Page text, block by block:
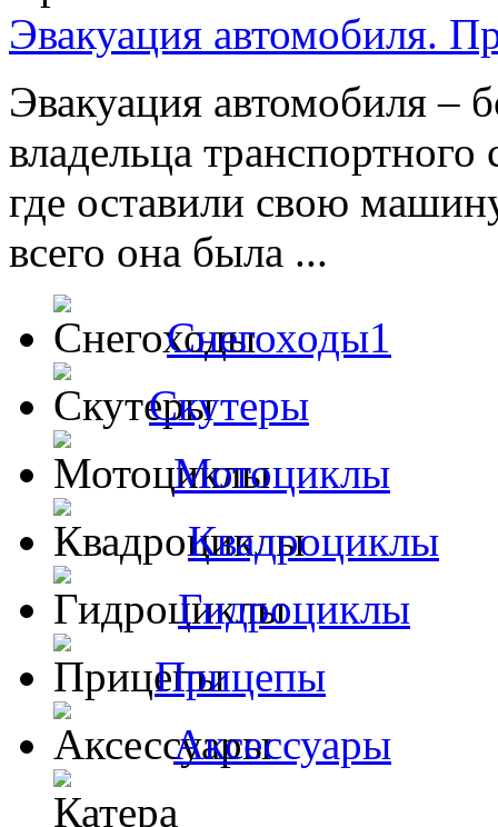
Эвакуация автомобиля.
Эвакуация автомобиля –
владельца
где оставили свою
всего она была ...
Снегоходы1
Скутеры
Мотоциклы
Квадроциклы
Гидроциклы
Прицепы
Аксессуары